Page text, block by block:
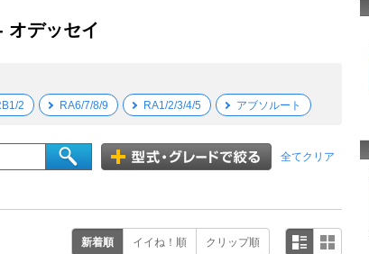
オデッセイ
2 RA6/7/8/9 RA1/2/3/4/5 アブソルート
全てクリア
新着順 イイね！順 クリップ順